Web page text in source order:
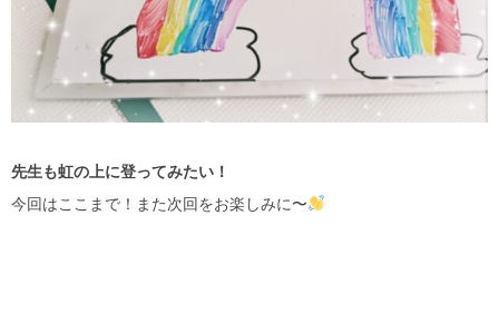
先生も虹の上に登ってみたい！
今回はここまで！また次回をお楽しみに〜